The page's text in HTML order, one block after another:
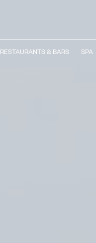
RESTAURANTS & BARS SPA